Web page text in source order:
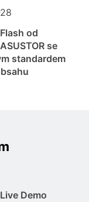
od
se
standardem
Live Demo